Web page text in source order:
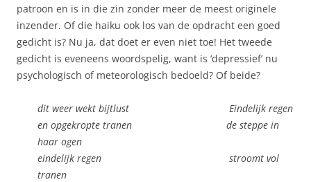
patroon en is in die zin zonder meer de meest originele
inzender. Of die haiku ook los van de opdracht een goed
gedicht is? Nu ja, dat doet er even niet toe! Het tweede
gedicht is eveneens woordspelig, want is ‘depressief’ nu
psychologisch of meteorologisch bedoeld? Of beide?
dit weer wekt bijtlust Eindelijk regen
en opgekropte tranen de steppe in
haar ogen
eindelijk regen stroomt vol
tranen